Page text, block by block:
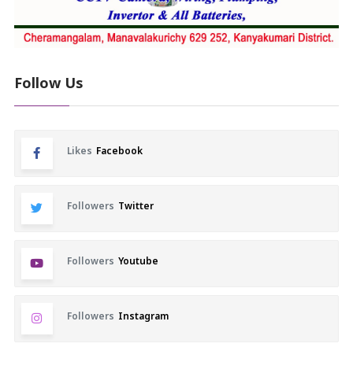
Follow Us
Likes Facebook
Followers Twitter
Followers Youtube
Followers Instagram